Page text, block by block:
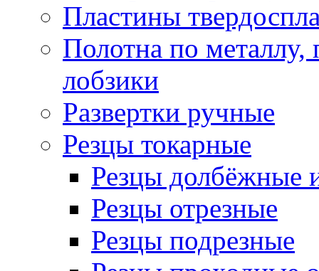
Пластины
Полотна по
лобзики
Развертки ручные
Резцы токарные
Резцы долбёжные
Резцы отрезные
Резцы подрезные